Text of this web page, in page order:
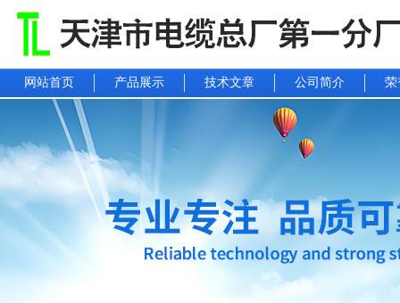
网站首页 产品展示 技术文章 公司简介 荣